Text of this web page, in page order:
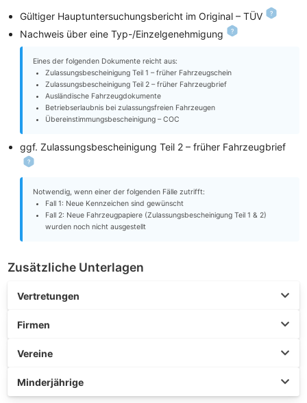
Gültiger Hauptuntersuchungsbericht im Original – TÜV
Nachweis über eine Typ-/Einzelgenehmigung
Eines der folgenden Dokumente reicht aus:
Zulassungsbescheinigung Teil 1 – früher Fahrzeugschein
Zulassungsbescheinigung Teil 2 – früher Fahrzeugbrief
Ausländische Fahrzeugdokumente
Betriebserlaubnis bei zulassungsfreien Fahrzeugen
Übereinstimmungsbescheinigung – COC
ggf. Zulassungsbescheinigung Teil 2 – früher Fahrzeugbrief
Notwendig, wenn einer der folgenden Fälle zutrifft:
Fall 1: Neue Kennzeichen sind gewünscht
Fall 2: Neue Fahrzeugpapiere (Zulassungsbescheinigung Teil 1 & 2)
wurden noch nicht ausgestellt
Zusätzliche Unterlagen
Vertretungen
Firmen
Vereine
Minderjährige